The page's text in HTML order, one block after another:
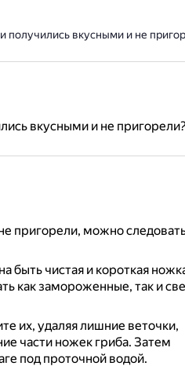
получились вкусными и не
вкусными и не пригорели?
пригорели, можно
быть чистая и короткая
как замороженные, так и
их, удаляя лишние веточки,
части ножек гриба. Затем
под проточной водой.